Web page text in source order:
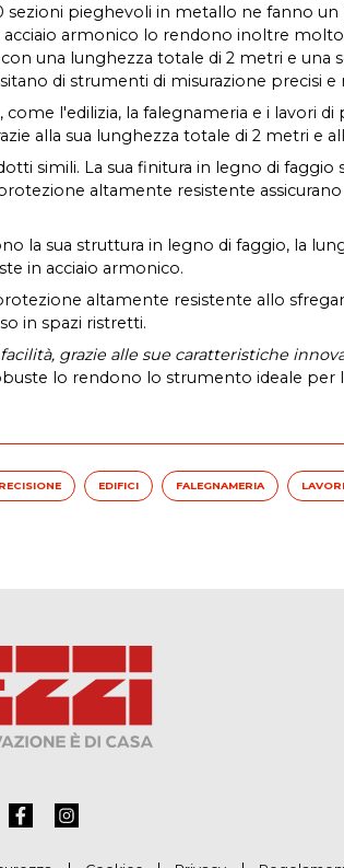
sezioni pieghevoli in metallo ne fanno
armonico lo rendono inoltre molto
una lunghezza totale di 2 metri e una
di strumenti di misurazione precisi e
l'edilizia, la falegnameria e i lavori
alla sua lunghezza totale di 2 metri e
simili. La sua finitura in legno di
altamente resistente
la sua struttura in legno di faggio, la
in acciaio armonico.
altamente resistente allo
in spazi ristretti.
grazie alle sue caratteristiche
lo rendono lo strumento ideale per
EDIFICI FALEGNAMERIA LAVORI